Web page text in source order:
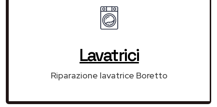
Lavatrici
Riparazione lavatrice Boretto